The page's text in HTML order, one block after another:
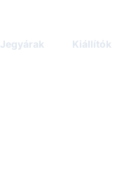
Jegyárak Kiállítók